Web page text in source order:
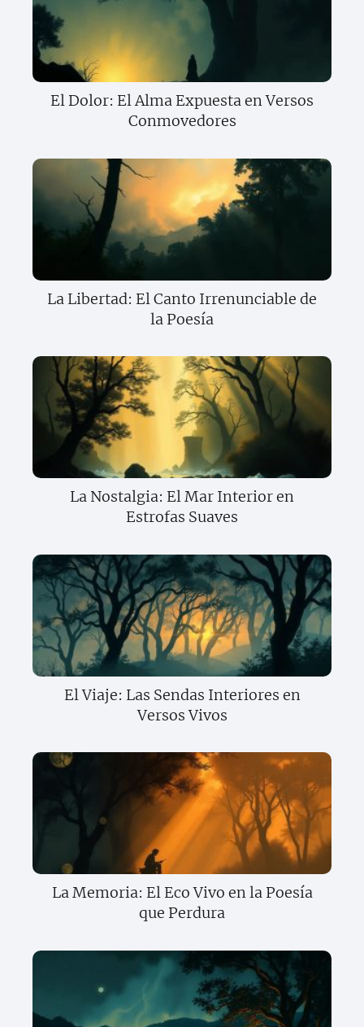
El Dolor: El Alma Expuesta en Versos
Conmovedores
La Libertad: El Canto Irrenunciable de
la Poesía
La Nostalgia: El Mar Interior en
Estrofas Suaves
El Viaje: Las Sendas Interiores en
Versos Vivos
La Memoria: El Eco Vivo en la Poesía
que Perdura